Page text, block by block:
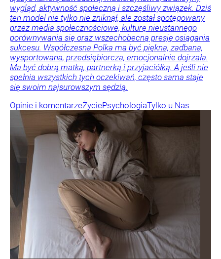
wygląd, aktywność społeczną i szczęśliwy związek. Dziś
ten model nie tylko nie zniknął, ale został spotęgowany
przez media społecznościowe, kulturę nieustannego
porównywania się oraz wszechobecną presję osiągania
sukcesu. Współczesna Polka ma być piękna, zadbana,
wysportowana, przedsiębiorcza, emocjonalnie dojrzała.
Ma być dobrą matką, partnerką i przyjaciółką. A jeśli nie
spełnia wszystkich tych oczekiwań, często sama staje
się swoim najsurowszym sędzią.
Opinie i komentarzeŻyciePsychologiaTylko u Nas